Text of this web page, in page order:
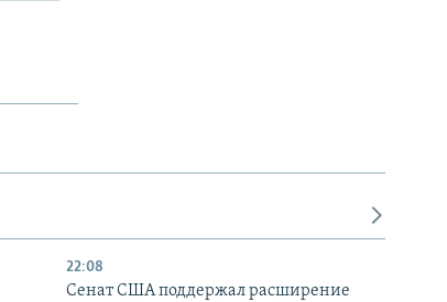
22:08
Сенат США поддержал расширение